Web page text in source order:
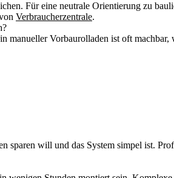
Für eine neutrale Orientierung zu
Verbraucherzentrale.
Vorbaurolladen ist oft
sparen will und das System simpel ist.